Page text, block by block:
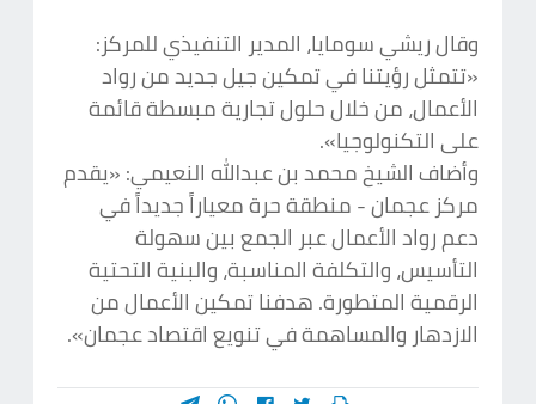
وقال ريشي سومايا، المدير التنفيذي للمركز:
«تتمثل رؤيتنا في تمكين جيل جديد من رواد
الأعمال، من خلال حلول تجارية مبسطة قائمة
على التكنولوجيا».
وأضاف الشيخ محمد بن عبدالله النعيمي: «يقدم
مركز عجمان - منطقة حرة معياراً جديداً في
دعم رواد الأعمال عبر الجمع بين سهولة
التأسيس، والتكلفة المناسبة، والبنية التحتية
الرقمية المتطورة. هدفنا تمكين الأعمال من
الازدهار والمساهمة في تنويع اقتصاد عجمان».